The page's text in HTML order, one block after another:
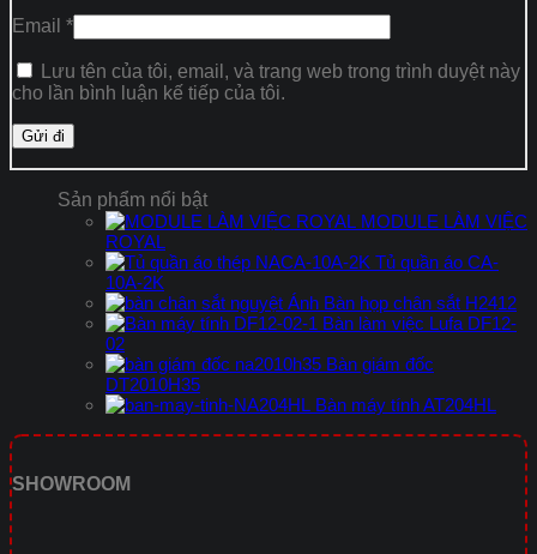
Email *
Lưu tên của tôi, email, và trang web trong trình duyệt này
cho lần bình luận kế tiếp của tôi.
Sản phẩm nổi bật
MODULE LÀM VIỆC
ROYAL
Tủ quần áo CA-
10A-2K
Bàn họp chân sắt H2412
Bàn làm việc Lufa DF12-
02
Bàn giám đốc
DT2010H35
Bàn máy tính AT204HL
SHOWROOM